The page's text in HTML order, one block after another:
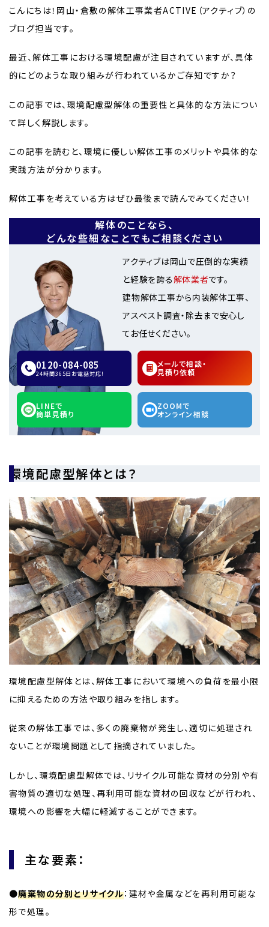
こんにちは！岡山・倉敷の解体工事業者ACTIVE（アクティブ）の
ブログ担当です。
最近、解体工事における環境配慮が注目されていますが、具体
的にどのような取り組みが行われているかご存知ですか？
この記事では、環境配慮型解体の重要性と具体的な方法につい
て詳しく解説します。
この記事を読むと、環境に優しい解体工事のメリットや具体的な
実践方法が分かります。
解体工事を考えている方はぜひ最後まで読んでみてください！
解体のことなら、
どんな些細なことでもご相談ください
アクティブは岡山で圧倒的な実績
と経験を誇る解体業者です。
建物解体工事から内装解体工事、
アスベスト調査・除去まで安心し
てお任せください。
0120-084-085
24時間365日お電話対応!
メールで相談・
見積り依頼
LINEで
簡単見積り
ZOOMで
オンライン相談
環境配慮型解体とは？
環境配慮型解体とは、解体工事において環境への負荷を最小限
に抑えるための方法や取り組みを指します。
従来の解体工事では、多くの廃棄物が発生し、適切に処理され
ないことが環境問題として指摘されていました。
しかし、環境配慮型解体では、リサイクル可能な資材の分別や有
害物質の適切な処理、再利用可能な資材の回収などが行われ、
環境への影響を大幅に軽減することができます。
主な要素：
●廃棄物の分別とリサイクル：建材や金属などを再利用可能な
形で処理。